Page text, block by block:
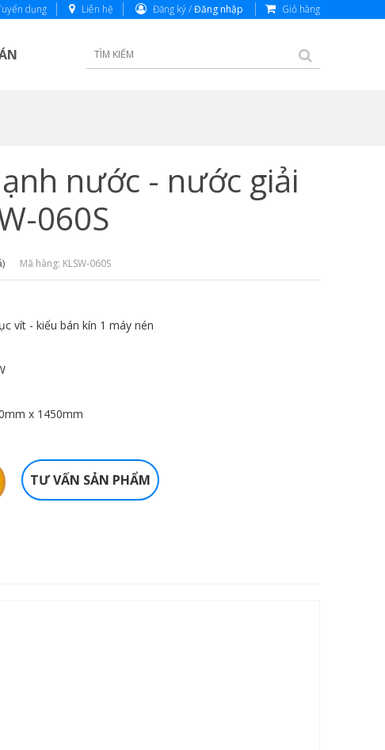
dụng Liên hệ Đăng ký /Đăng nhập Giỏ hàng
nước - nước giải
060S
Mã hàng: KLSW-060S
vít - kiểu bán kín 1 máy nén
x 1450mm
TƯ VẤN SẢN PHẨM